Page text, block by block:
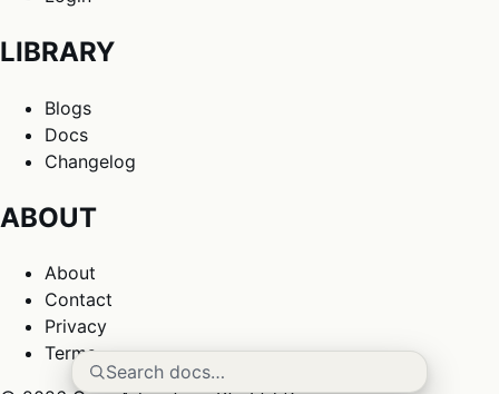
Search docs…
LIBRARY
Blogs
Docs
Changelog
ABOUT
About
Contact
Privacy
Terms